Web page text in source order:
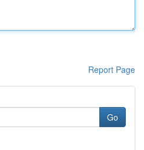
Report Page
Go